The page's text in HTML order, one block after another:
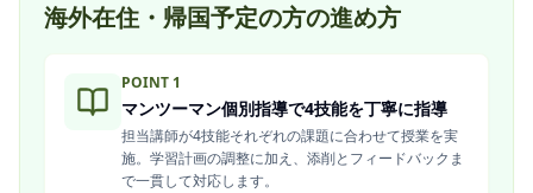
海外在住・帰国予定の方の進め方
POINT 1
マンツーマン個別指導で4技能を丁寧に指導
担当講師が4技能それぞれの課題に合わせて授業を実
施。学習計画の調整に加え、添削とフィードバックま
で一貫して対応します。